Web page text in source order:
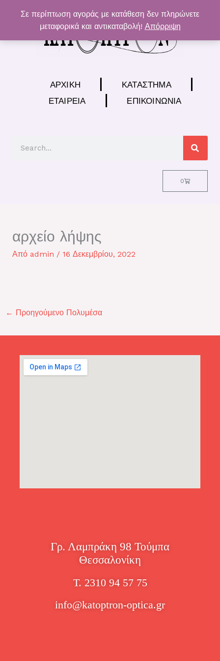
Σε περίπτωση αγοράς με κατάθεση δεν πληρώνετε
μεταφορικά και αντικαταβολή! Απόρριψη
περιεχόμενο
ΑΡΧΙΚΉ
ΚΑΤΆΣΤΗΜΑ
ΕΤΑΙΡΕΊΑ
ΕΠΙΚΟΙΝΩΝΊΑ
0
Cart
αρχείο λήψης
Από admin / 16 Δεκεμβρίου, 2022
← Προηγούμενο Πολυμέσα
Γρ. Λαμπράκη 98 Τούμπα
Θεσσαλονίκη
Τ. 2310 94 57 75
info@katoptron-optica.gr